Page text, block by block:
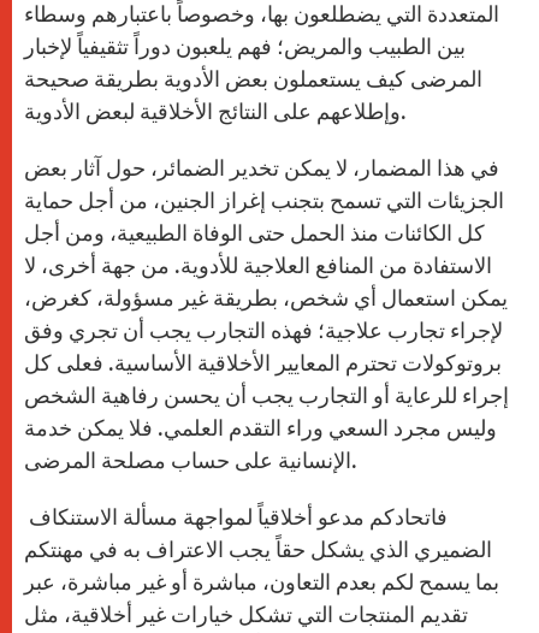
المتعددة التي يضطلعون بها، وخصوصاً باعتبارهم وسطاء
بين الطبيب والمريض؛ فهم يلعبون دوراً تثقيفياً لإخبار
المرضى كيف يستعملون بعض الأدوية بطريقة صحيحة
وإطلاعهم على النتائج الأخلاقية لبعض الأدوية.
في هذا المضمار، لا يمكن تخدير الضمائر، حول آثار بعض
الجزيئات التي تسمح بتجنب إغراز الجنين، من أجل حماية
كل الكائنات منذ الحمل حتى الوفاة الطبيعية، ومن أجل
الاستفادة من المنافع العلاجية للأدوية. من جهة أخرى، لا
يمكن استعمال أي شخص، بطريقة غير مسؤولة، كغرض،
لإجراء تجارب علاجية؛ فهذه التجارب يجب أن تجري وفق
بروتوكولات تحترم المعايير الأخلاقية الأساسية. فعلى كل
إجراء للرعاية أو التجارب يجب أن يحسن رفاهية الشخص
وليس مجرد السعي وراء التقدم العلمي. فلا يمكن خدمة
الإنسانية على حساب مصلحة المرضى.
الضميري الذي يشكل حقاً يجب الاعتراف به في مهنتكم
بما يسمح لكم بعدم التعاون، مباشرة أو غير مباشرة، عبر
تقديم المنتجات التي تشكل خيارات غير أخلاقية، مثل